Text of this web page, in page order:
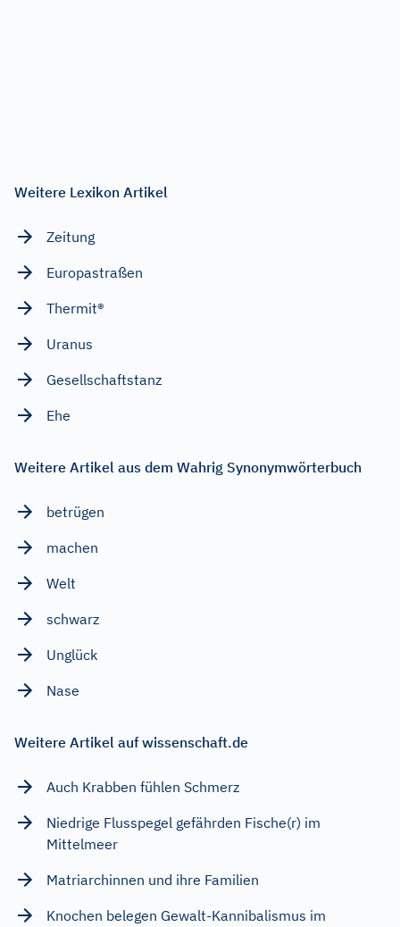
Weitere Lexikon Artikel
Zeitung
Europastraßen
Thermit®
Uranus
Gesellschaftstanz
Ehe
Weitere Artikel aus dem Wahrig Synonymwörterbuch
betrügen
machen
Welt
schwarz
Unglück
Nase
Weitere Artikel auf wissenschaft.de
Auch Krabben fühlen Schmerz
Niedrige Flusspegel gefährden Fische(r) im
Mittelmeer
Matriarchinnen und ihre Familien
Knochen belegen Gewalt-Kannibalismus im